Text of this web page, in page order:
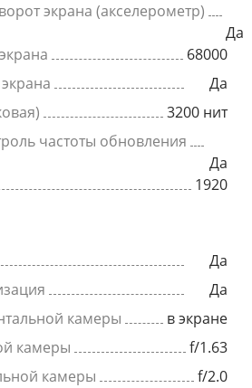
экрана (акселерометр)
Да
68000
Да
3200 нит
частоты обновления
Да
1920
Да
Да
камеры
в экране
камеры
f/1.63
камеры
f/2.0